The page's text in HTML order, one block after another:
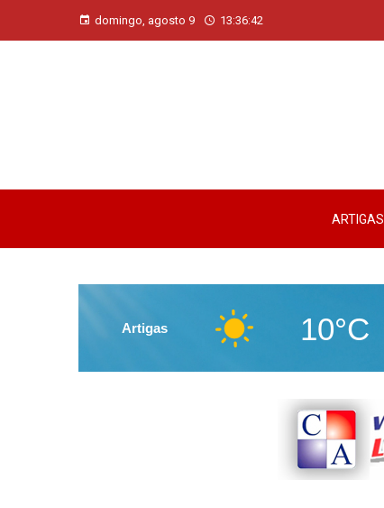
domingo, agosto 9 13:36:43
ARTIGAS
Artigas 10°C